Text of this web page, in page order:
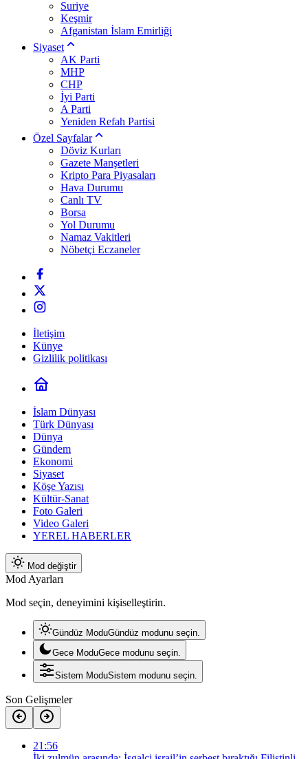
Suriye
Keşmir
Afganistan İslam Emirliği
Siyaset
AK Parti
MHP
CHP
İyi Parti
A Parti
Yeniden Refah Partisi
Özel Sayfalar
Döviz Kurları
Gazete Manşetleri
Kripto Para Piyasaları
Hava Durumu
Canlı TV
Borsa
Yol Durumu
Namaz Vakitleri
Nöbetçi Eczaneler
İletişim
Künye
Gizlilik politikası
İslam Dünyası
Türk Dünyası
Dünya
Gündem
Ekonomi
Siyaset
Köşe Yazısı
Kültür-Sanat
Foto Galeri
Video Galeri
YEREL HABERLER
Mod değiştir
Mod Ayarları
Mod seçin, deneyimini kişiselleştirin.
Gündüz ModuGündüz modunu seçin.
Gece ModuGece modunu seçin.
Sistem ModuSistem modunu seçin.
Son Gelişmeler
21:56